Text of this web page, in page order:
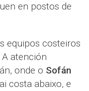
en postos de
equipos costeiros
atención
onde o Sofán
costa abaixo, e